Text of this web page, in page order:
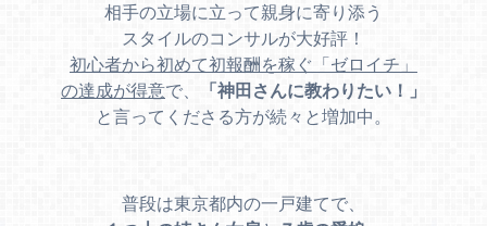
相手の立場に立って親身に寄り添う
スタイルのコンサルが大好評！
初心者から初めて初報酬を稼ぐ「ゼロイチ」
の達成が得意で、
「神田さんに教わりたい！」
と言ってくださる方が続々と増加中。
普段は東京都内の一戸建てで、